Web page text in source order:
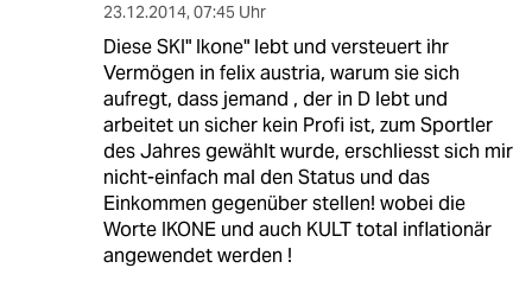
23.12.2014, 07:45 Uhr
Diese SKI" Ikone" lebt und versteuert ihr
Vermögen in felix austria, warum sie sich
aufregt, dass jemand , der in D lebt und
arbeitet un sicher kein Profi ist, zum Sportler
des Jahres gewählt wurde, erschliesst sich mir
nicht-einfach mal den Status und das
Einkommen gegenüber stellen! wobei die
Worte IKONE und auch KULT total inflationär
angewendet werden !